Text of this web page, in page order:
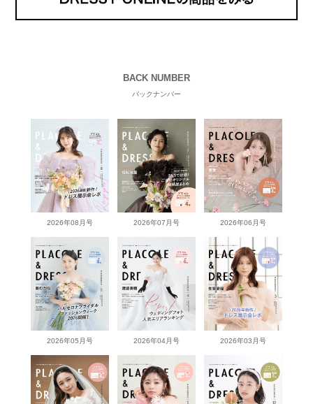
BACK NUMBER
バックナンバー
2026年08月号 2026年07月号 2026年06月号
2026年05月号 2026年04月号 2026年03月号